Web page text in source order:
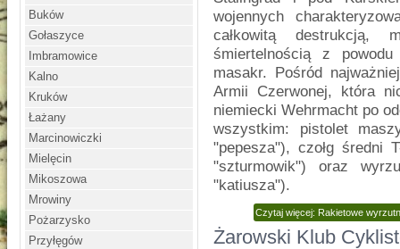
Buków
Gołaszyce
Imbramowice
Kalno
Kruków
Łażany
Marcinowiczki
Mielęcin
Mikoszowa
Mrowiny
Pożarzysko
Przyłęgów
wojennych
całkowitą destrukcją,
śmiertelnością z
masakr. Pośród
Armii Czerwonej, która
niemiecki Wehrmacht po
wszystkim: pistolet
"pepesza"), czołg średni
"szturmowik") oraz
"katiusza").
Czytaj więcej: Rakietowe
Żarowski Klub